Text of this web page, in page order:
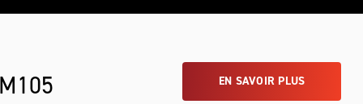
EN SAVOIR PLUS